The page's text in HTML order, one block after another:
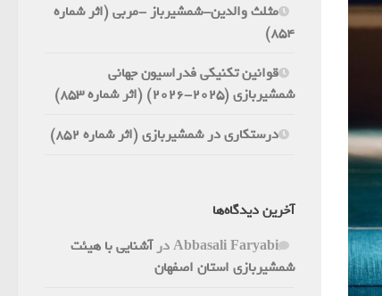
مثلث والدین-شمشیرباز -مربی (اثر شماره
854)
قوانین تکنیکی فدراسیون جهانی
شمشیربازی (2025-2026) (اثر شماره 853)
درستکاری در شمشیربازی (اثر شماره 852)
آخرین دیدگاه‌ها
Abbasali Faryabiدرآشنایی با هیئت
شمشیربازی استان اصفهان